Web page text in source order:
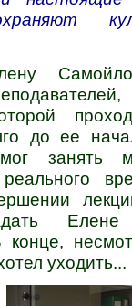
до ее
занять
Елене
уходить...